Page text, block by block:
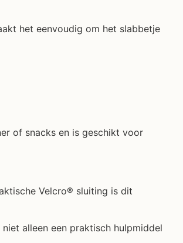
het eenvoudig om het slabbetje
of snacks en is geschikt voor
Velcro® sluiting is dit
alleen een praktisch hulpmiddel